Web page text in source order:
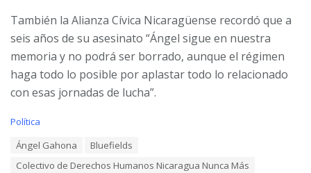
También la Alianza Cívica Nicaragüense recordó que a
seis años de su asesinato “Ángel sigue en nuestra
memoria y no podrá ser borrado, aunque el régimen
haga todo lo posible por aplastar todo lo relacionado
con esas jornadas de lucha”.
C
Política
Ángel Gahona
Bluefields
Colectivo de Derechos Humanos Nicaragua Nunca Más